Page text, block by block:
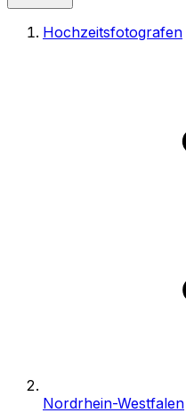
Hochzeitsfotografen
Nordrhein-Westfalen